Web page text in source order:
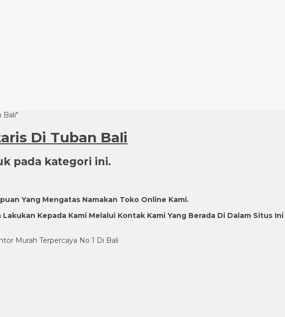
Bali"
Di Tuban Bali
pada kategori ini.
Yang Mengatas Namakan Toko Online Kami.
Kepada Kami Melalui Kontak Kami Yang Berada Di Dalam Situs Ini
Murah Terpercaya No 1 Di Bali